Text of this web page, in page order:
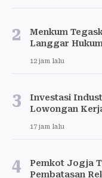
2
Menkum
Langgar Hukum
12 jam lalu
3
Investasi
Lowongan
17 jam lalu
4
Pemkot Jogja
Pembatasan